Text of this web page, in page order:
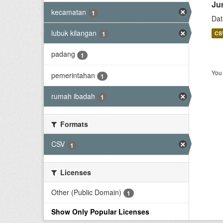
kecamatan 1
lubuk kilangan 1
padang 1
pemerintahan 1
rumah ibadah 1
Formats
CSV
1
Licenses
Other (Public Domain)
1
Show Only Popular Licenses